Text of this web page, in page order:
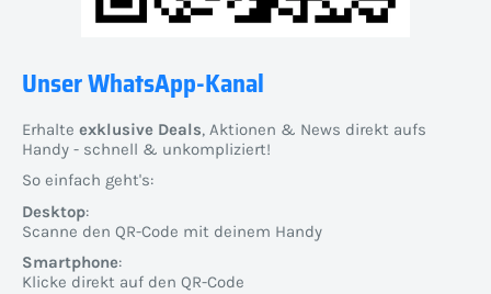
Unser WhatsApp-Kanal
Erhalte exklusive Deals, Aktionen & News direkt aufs
Handy - schnell & unkompliziert!
So einfach geht's:
Desktop:
Scanne den QR-Code mit deinem Handy
Smartphone:
Klicke direkt auf den QR-Code